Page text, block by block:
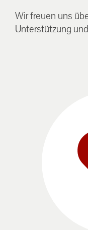
Wir freuen uns
Unterstützung